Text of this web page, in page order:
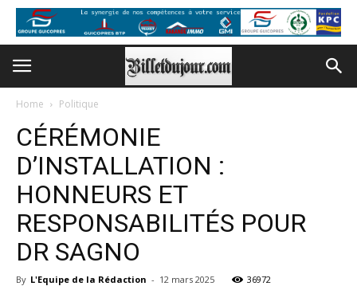
Home Politique
CÉRÉMONIE
D’INSTALLATION :
HONNEURS ET
RESPONSABILITÉS POUR
DR SAGNO
By L'Equipe de la Rédaction - 12 mars 2025 36972